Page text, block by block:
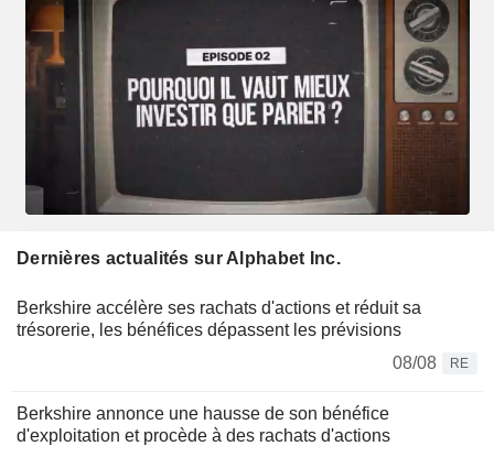
Dernières actualités sur Alphabet Inc.
Berkshire accélère ses rachats d'actions et réduit sa
trésorerie, les bénéfices dépassent les prévisions
08/08
RE
Berkshire annonce une hausse de son bénéfice
d'exploitation et procède à des rachats d'actions